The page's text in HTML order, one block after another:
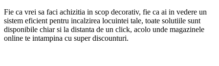
Fie ca vrei sa faci achizitia in scop decorativ, fie ca ai in vedere un
sistem eficient pentru incalzirea locuintei tale, toate solutiile sunt
disponibile chiar si la distanta de un click, acolo unde magazinele
online te intampina cu super discounturi.